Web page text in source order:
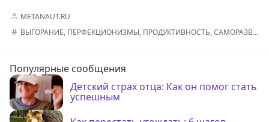
METANAUT.RU
ВЫГОРАНИЕ, ПЕРФЕКЦИОНИЗМЫ, ПРОДУКТИВНОСТЬ,САМОРАЗВИТИЕ
Популярные сообщения
Детский страх отца: Как он помог стать
успешным